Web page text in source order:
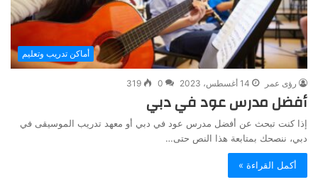
أماكن تدريب وتعليم
رؤى عمر 14 أغسطس، 2023 0
319
أفضل مدرس عود في دبي
إذا كنت تبحث عن أفضل مدرس عود في دبي أو معهد تدريب الموسيقى في
دبي، ننصحك بمتابعة هذا النص حتى…
أكمل القراءة »